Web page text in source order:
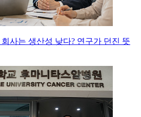
사는 생산성 낮다? 연구가 던진 뜻